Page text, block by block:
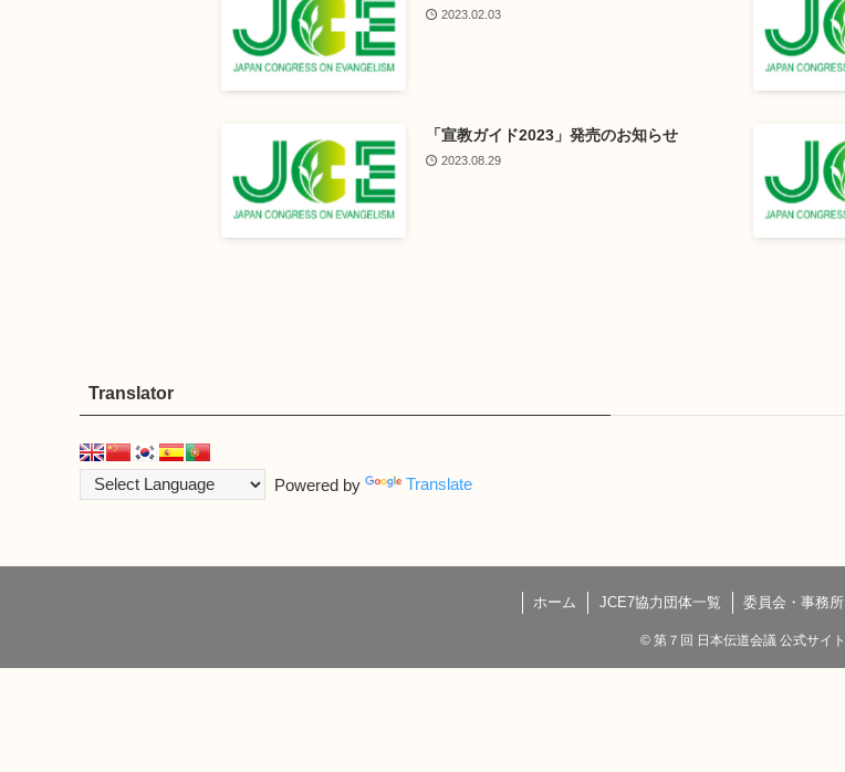
2023.02.03
「宣教ガイド2023」発売のお知らせ
2023.08.29
Translator
Powered by Translate
ホーム JCE7協力団体一覧 委員会・事務所
© 第７回 日本伝道会議 公式サイト